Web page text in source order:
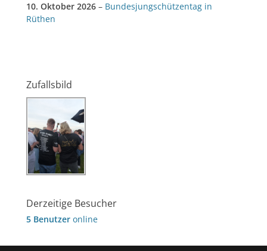
10. Oktober 2026 – Bundesjungschützentag in
Rüthen
Zufallsbild
Derzeitige Besucher
5 Benutzer online